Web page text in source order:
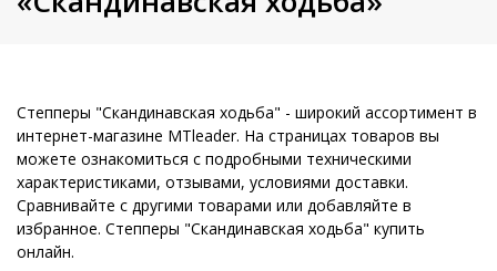
Степперы "Скандинавская ходьба" - широкий ассортимент в
интернет-магазине MTleader. На страницах товаров вы
можете ознакомиться с подробными техническими
характеристиками, отзывами, условиями доставки.
Сравнивайте с другими товарами или добавляйте в
избранное. Степперы "Скандинавская ходьба" купить
онлайн.